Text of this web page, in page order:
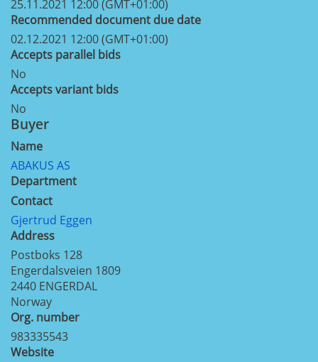
25.11.2021 12:00 (GMT+01:00)
Recommended document due date
02.12.2021 12:00 (GMT+01:00)
Accepts parallel bids
No
Accepts variant bids
No
Buyer
Name
ABAKUS AS
Department
Contact
Gjertrud Eggen
Address
Postboks 128
Engerdalsveien 1809
2440 ENGERDAL
Norway
Org. number
983335543
Website